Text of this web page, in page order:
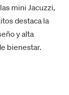
mini Jacuzzi,
destaca la
y alta
bienestar.